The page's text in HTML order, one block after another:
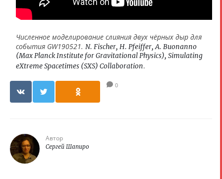
Численное моделирование слияния двух чёрных дыр для
события GW190521. N. Fischer, H. Pfeiffer, A. Buonanno
(Max Planck Institute for Gravitational Physics), Simulating
eXtreme Spacetimes (SXS) Collaboration.
0
Автор
Сергей Шапиро